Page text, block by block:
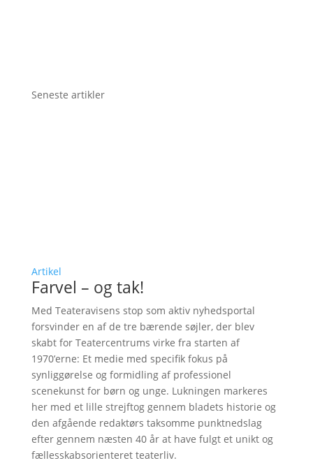
Seneste artikler
Artikel
Farvel – og tak!
Med Teateravisens stop som aktiv nyhedsportal
forsvinder en af de tre bærende søjler, der blev
skabt for Teatercentrums virke fra starten af
1970’erne: Et medie med specifik fokus på
synliggørelse og formidling af professionel
scenekunst for børn og unge. Lukningen markeres
her med et lille strejftog gennem bladets historie og
den afgående redaktørs taksomme punktnedslag
efter gennem næsten 40 år at have fulgt et unikt og
fællesskabsorienteret teaterliv.